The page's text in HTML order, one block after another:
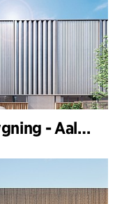
Havvandsvarmepumpebygning - Aalborg Forsyning